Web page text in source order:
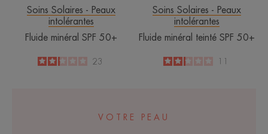
Soins Solaires - Peaux
intolérantes
Fluide minéral SPF 50+
2.2
/
5
23
Soins Solaires - Peaux
intolérantes
Fluide minéral teinté SPF 50+
2.2
/511
VOTRE PEAU